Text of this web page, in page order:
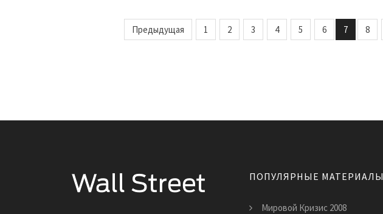
Предыдущая 1 2 3 4 5 6 7 8
ПОПУЛЯРНЫЕ МАТЕРИАЛЫ
Мировой Кризис 2008